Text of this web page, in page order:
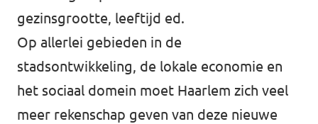
gezinsgrootte, leeftijd ed.
Op allerlei gebieden in de
stadsontwikkeling, de lokale economie en
het sociaal domein moet Haarlem zich veel
meer rekenschap geven van deze nieuwe